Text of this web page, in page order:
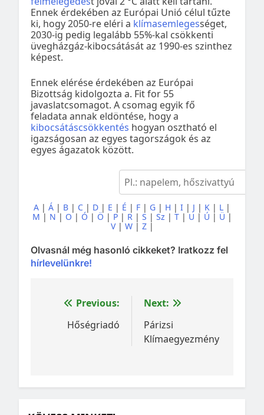
Ennek érdekében az Európai Unió célul tűzte
ki, hogy 2050-re eléri a klímasemlegességet,
2030-ig pedig legalább 55%-kal csökkenti
üvegházgáz-kibocsátását az 1990-es szinthez
képest.
Ennek elérése érdekében az Európai
Bizottság kidolgozta a. Fit for 55
javaslatcsomagot. A csomag egyik fő
feladata annak eldöntése, hogy a
kibocsátáscsökkentés hogyan osztható el
igazságosan az egyes tagországok és az
egyes ágazatok között.
A | Á | B | C | D | E | É | F | G | H | I | J | K | L |
M | N | O| Ó| Ö| P| R | S | Sz | T|U | Ú | Ü |
V|W| Z|
Olvasnál még hasonló cikkeket? Iratkozz fel
hírlevelünkre!
Bejegyzés
navigáció
Previous:
Hőségriadó
Next:
Párizsi
Klímaegyezmény